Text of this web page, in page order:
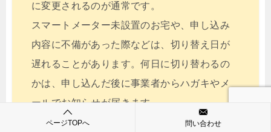
に変更されるのが通常です。
スマートメーター未設置のお宅や、申し込み
内容に不備があった際などは、切り替え日が
遅れることがあります。何日に切り替わるの
かは、申し込んだ後に事業者からハガキやメ
ールでお知らせが届きます。
ページTOPへ 問い合わせ